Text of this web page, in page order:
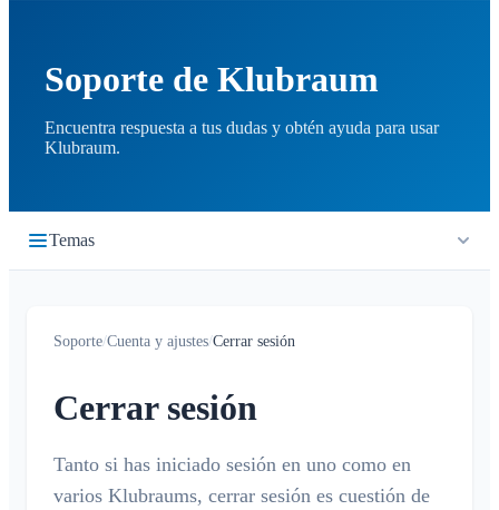
Soporte de Klubraum
Encuentra respuesta a tus dudas y obtén ayuda para usar
Klubraum.
Temas
Inicio rápido
Unirse a un Klubraum
Nuevo Klubraum
Consejos para usar la app
¿Qué es la cronología?
Calendario
¿Qué es el calendario?
Crear / cancelar / editar eventos
Conversaciones
Soporte/Cuenta y ajustes/Cerrar sesión
Cerrar sesión
Tanto si has iniciado sesión en uno como en
varios Klubraums, cerrar sesión es cuestión de